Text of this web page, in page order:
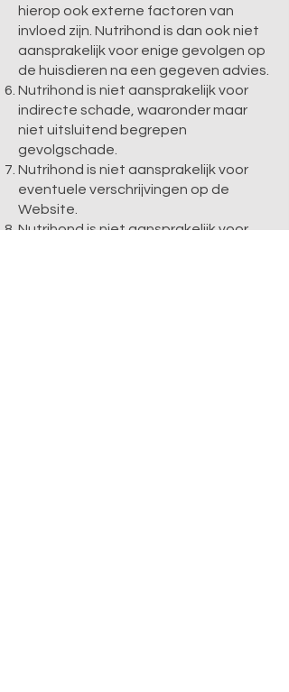
hierop ook externe factoren van
invloed zijn. Nutrihond is dan ook niet
aansprakelijk voor enige gevolgen op
de huisdieren na een gegeven advies.
Nutrihond is niet aansprakelijk voor
indirecte schade, waaronder maar
niet uitsluitend begrepen
gevolgschade.
Nutrihond is niet aansprakelijk voor
eventuele verschrijvingen op de
Website.
Nutrihond is niet aansprakelijk voor